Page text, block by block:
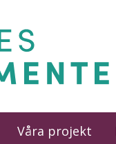
Våra projekt